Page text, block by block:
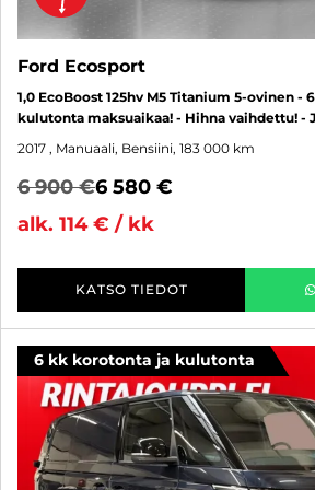
Ford Ecosport
1,0 EcoBoost 125hv M5 Titanium 5-ovinen -
kulutonta maksuaikaa! - Hihna vaihdettu! -
2017 , Manuaali, Bensiini, 183 000 km
6 900 €6 580 €
alk. 114 € / kk
KATSO TIEDOT
6 kk korotonta ja kulutonta